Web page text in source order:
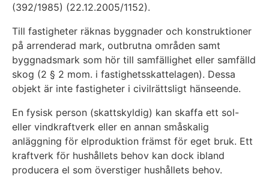
(392/1985) (22.12.2005/1152).
Till fastigheter räknas byggnader och konstruktioner
på arrenderad mark, outbrutna områden samt
byggnadsmark som hör till samfällighet eller samfälld
skog (2 § 2 mom. i fastighetsskattelagen). Dessa
objekt är inte fastigheter i civilrättsligt hänseende.
En fysisk person (skattskyldig) kan skaffa ett sol-
eller vindkraftverk eller en annan småskalig
anläggning för elproduktion främst för eget bruk. Ett
kraftverk för hushållets behov kan dock ibland
producera el som överstiger hushållets behov.